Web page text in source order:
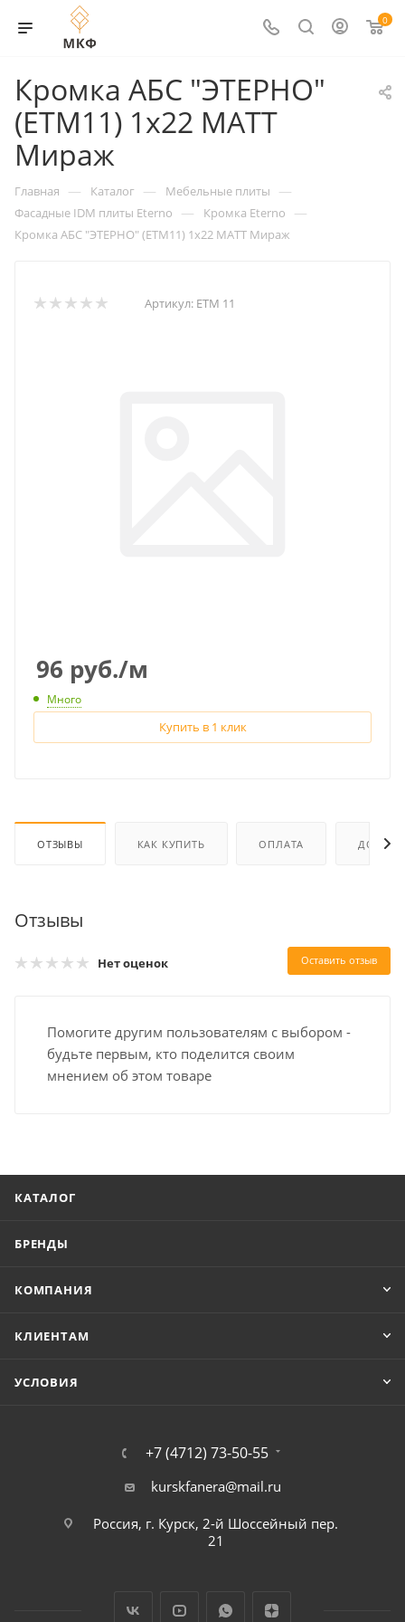
0
Кромка АБС "ЭТЕРНО"
(ETM11) 1х22 МАТТ
Мираж
Главная — Каталог — Мебельные плиты —
Фасадные IDM плиты Eterno — Кромка Eterno —
Кромка АБС "ЭТЕРНО" (ETM11) 1х22 МАТТ Мираж
Артикул: ETM 11
96 руб./м
Много
Купить в 1 клик
ОТЗЫВЫ КАК КУПИТЬ ОПЛАТА
Отзывы
Нет оценок Оставить отзыв
Помогите другим пользователям с выбором -
будьте первым, кто поделится своим
мнением об этом товаре
КАТАЛОГ
БРЕНДЫ
КОМПАНИЯ
КЛИЕНТАМ
УСЛОВИЯ
+7 (4712) 73-50-55
kurskfanera@mail.ru
Россия, г. Курск, 2-й Шоссейный пер.
21